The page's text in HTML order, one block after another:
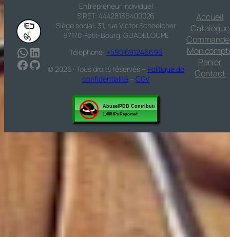
WhatsApp LinkedIn
Facebook GitHub
Entrepreneur individuel
SIRET: 44428136400026
Siège social: 31, rue Victor Schoelcher
97170 Petit-Bourg, GUADELOUPE
Téléphone: +590 691246696
© 2026 · Tous droits réservés – Politique de
confidentialité– CGV
Accueil
Catalogue
Mon
Panier
Contact